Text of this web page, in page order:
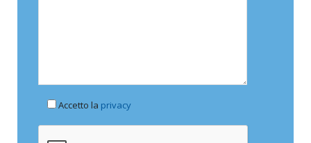
Accetto la privacy